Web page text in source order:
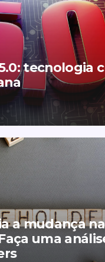
tecnologia
a mudança na
uma